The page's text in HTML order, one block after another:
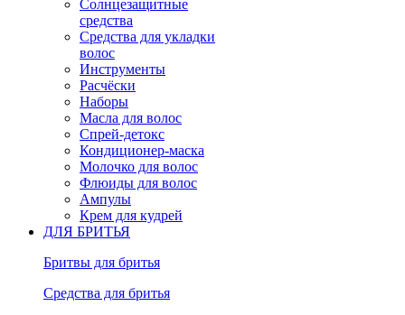
Солнцезащитные
средства
Средства для укладки
волос
Инструменты
Расчёски
Наборы
Масла для волос
Спрей-детокс
Кондиционер-маска
Молочко для волос
Флюиды для волос
Ампулы
Крем для кудрей
ДЛЯ БРИТЬЯ
Бритвы для бритья
Средства для бритья